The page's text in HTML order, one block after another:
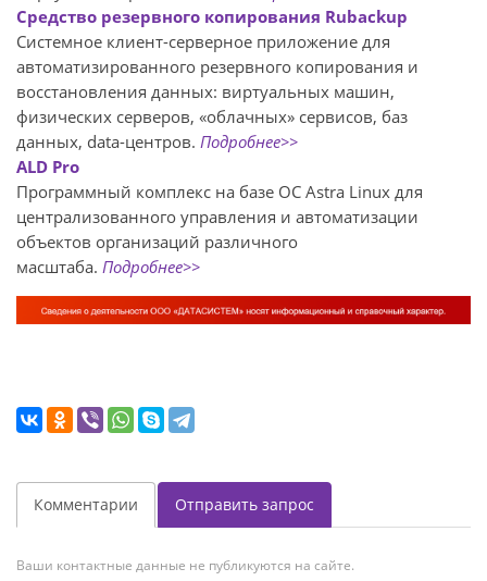
Средство резервного копирования Rubackup
Системное клиент-серверное приложение для
автоматизированного резервного копирования и
восстановления данных: виртуальных машин,
физических серверов, «облачных» сервисов, баз
данных, data-центров. Подробнее>>
ALD Pro
Программный комплекс на базе ОС Astra Linux для
централизованного управления и автоматизации
объектов организаций различного
масштаба. Подробнее>>
Комментарии Отправить запрос
Ваши контактные данные не публикуются на сайте.